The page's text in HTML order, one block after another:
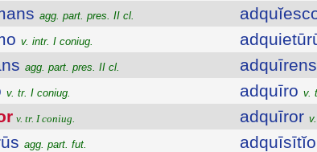
agg. part. pres. II cl.
v. intr. I coniug.
agg. part. pres. II cl.
v. tr. I coniug.
v. tr. I coniug.
agg. part. fut.
adquīrens
adquīro v.
adquīror
adquīsītĭo